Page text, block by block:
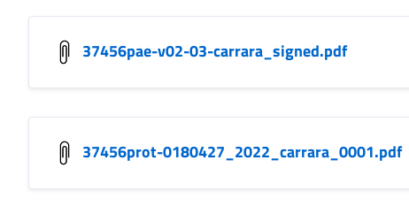
37456pae-v02-03-carrara_signed.pdf
37456prot-0180427_2022_carrara_0001.pdf